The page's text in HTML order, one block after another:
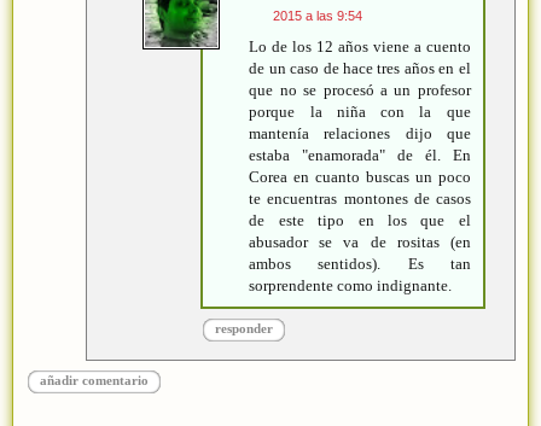
2015 a las 9:54
Lo de los 12 años viene a cuento
de un caso de hace tres años en el
que no se procesó a un profesor
porque la niña con la que
mantenía relaciones dijo que
estaba "enamorada" de él. En
Corea en cuanto buscas un poco
te encuentras montones de casos
de este tipo en los que el
abusador se va de rositas (en
ambos sentidos). Es tan
sorprendente como indignante.
responder
añadir comentario